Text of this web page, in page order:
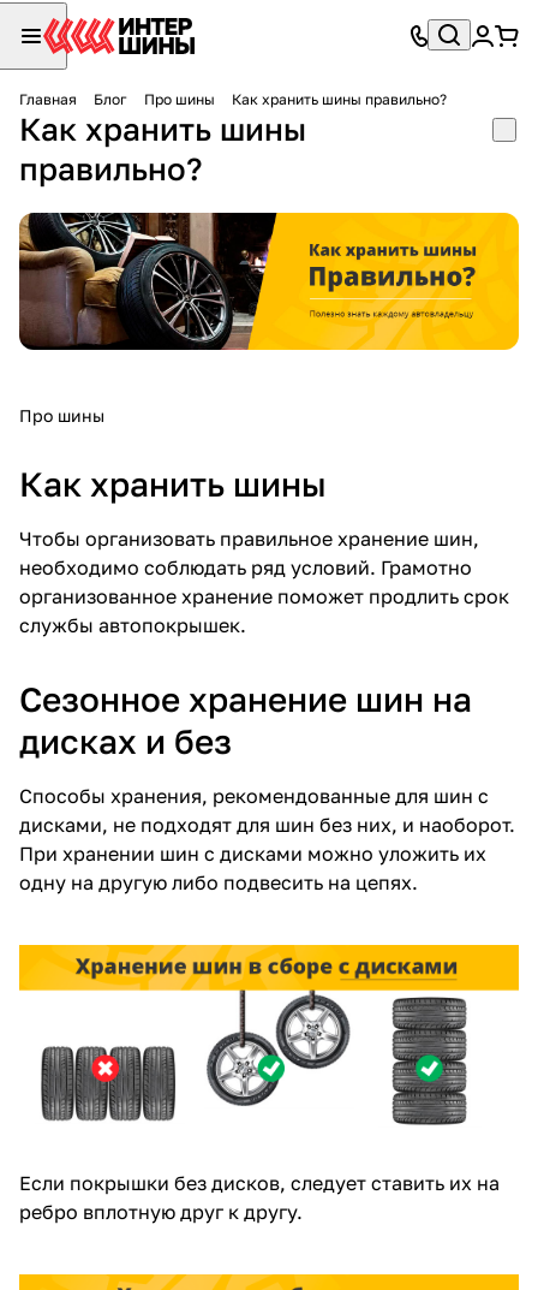
Главная Блог Про шины Как хранить шины правильно?
Как хранить шины
правильно?
Про шины
Как хранить шины
Чтобы организовать правильное хранение шин,
необходимо соблюдать ряд условий. Грамотно
организованное хранение поможет продлить срок
службы автопокрышек.
Сезонное хранение шин на
дисках и без
Способы хранения, рекомендованные для шин с
дисками, не подходят для шин без них, и наоборот.
При хранении шин с дисками можно уложить их
одну на другую либо подвесить на цепях.
Если покрышки без дисков, следует ставить их на
ребро вплотную друг к другу.